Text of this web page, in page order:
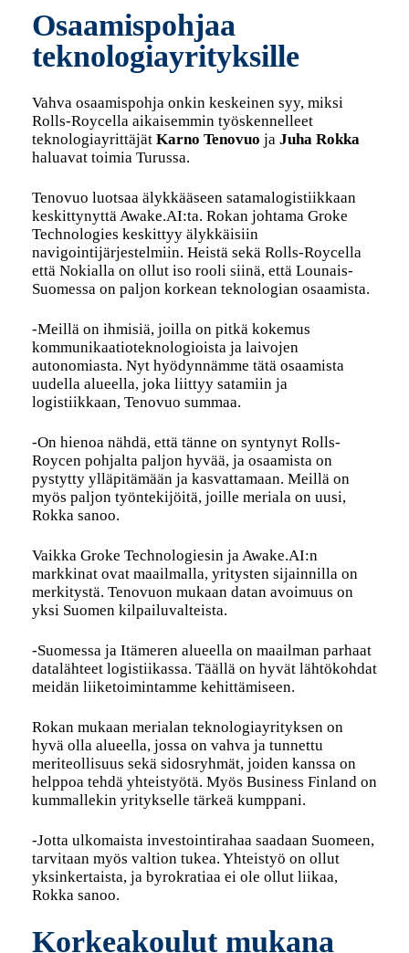
Osaamispohjaa
teknologiayrityksille
Vahva osaamispohja onkin keskeinen syy, miksi
Rolls-Roycella aikaisemmin työskennelleet
teknologiayrittäjät Karno Tenovuo ja Juha Rokka
haluavat toimia Turussa.
Tenovuo luotsaa älykkääseen satamalogistiikkaan
keskittynyttä Awake.AI:ta. Rokan johtama Groke
Technologies keskittyy älykkäisiin
navigointijärjestelmiin. Heistä sekä Rolls-Roycella
että Nokialla on ollut iso rooli siinä, että Lounais-
Suomessa on paljon korkean teknologian osaamista.
-Meillä on ihmisiä, joilla on pitkä kokemus
kommunikaatioteknologioista ja laivojen
autonomiasta. Nyt hyödynnämme tätä osaamista
uudella alueella, joka liittyy satamiin ja
logistiikkaan, Tenovuo summaa.
-On hienoa nähdä, että tänne on syntynyt Rolls-
Roycen pohjalta paljon hyvää, ja osaamista on
pystytty ylläpitämään ja kasvattamaan. Meillä on
myös paljon työntekijöitä, joille meriala on uusi,
Rokka sanoo.
Vaikka Groke Technologiesin ja Awake.AI:n
markkinat ovat maailmalla, yritysten sijainnilla on
merkitystä. Tenovuon mukaan datan avoimuus on
yksi Suomen kilpailuvalteista.
-Suomessa ja Itämeren alueella on maailman parhaat
datalähteet logistiikassa. Täällä on hyvät lähtökohdat
meidän liiketoimintamme kehittämiseen.
Rokan mukaan merialan teknologiayrityksen on
hyvä olla alueella, jossa on vahva ja tunnettu
meriteollisuus sekä sidosryhmät, joiden kanssa on
helppoa tehdä yhteistyötä. Myös Business Finland on
kummallekin yritykselle tärkeä kumppani.
-Jotta ulkomaista investointirahaa saadaan Suomeen,
tarvitaan myös valtion tukea. Yhteistyö on ollut
yksinkertaista, ja byrokratiaa ei ole ollut liikaa,
Rokka sanoo.
Korkeakoulut mukana